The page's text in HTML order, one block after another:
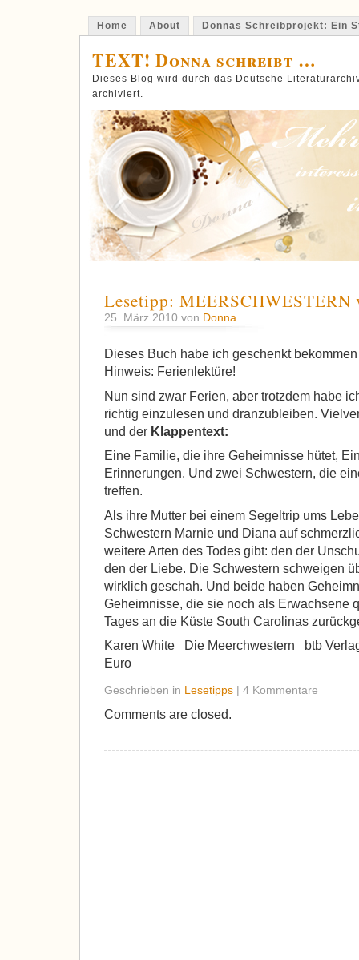
Home About Donnas Schreibprojekt: Ein
TEXT! Donna schreibt …
Dieses Blog wird durch das Deutsche
archiviert.
Lesetipp: MEERSCHWESTERN
25. März 2010 von Donna
Dieses Buch habe ich geschenkt
Hinweis: Ferienlektüre!
Nun sind zwar Ferien, aber trotzdem habe
richtig einzulesen und dranzubleiben.
und der Klappentext:
Eine Familie, die ihre Geheimnisse hütet,
Erinnerungen. Und zwei Schwestern, die
treffen.
Als ihre Mutter bei einem Segeltrip ums
Schwestern Marnie und Diana auf
weitere Arten des Todes gibt: den der
den der Liebe. Die Schwestern schweigen
wirklich geschah. Und beide haben
Geheimnisse, die sie noch als Erwachsene
Tages an die Küste South Carolinas
Karen White Die Meerchwestern btb
Euro
Geschrieben in Lesetipps | 4 Kommentare
Comments are closed.